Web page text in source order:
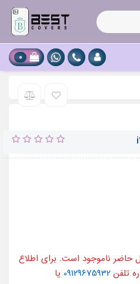
0
ناموجود است. برای اطلاع
تلفن 09129675932 یا